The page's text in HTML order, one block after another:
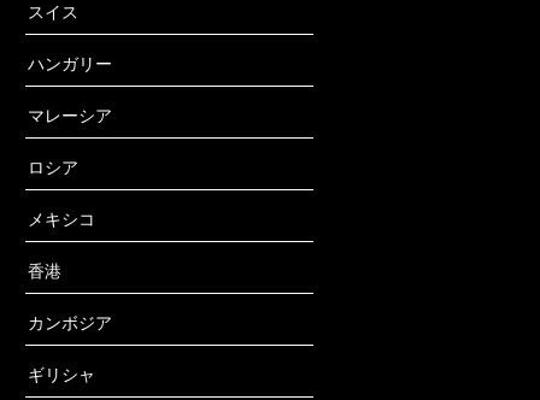
スイス
ハンガリー
マレーシア
ロシア
メキシコ
香港
カンボジア
ギリシャ